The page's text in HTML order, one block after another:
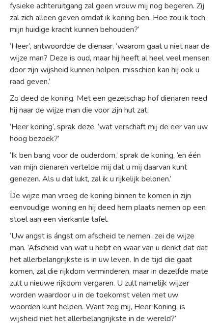
fysieke achteruitgang zal geen vrouw mij nog begeren. Zij
zal zich alleen geven omdat ik koning ben. Hoe zou ik toch
mijn huidige kracht kunnen behouden?’
‘Heer’, antwoordde de dienaar, ‘waarom gaat u niet naar de
wijze man? Deze is oud, maar hij heeft al heel veel mensen
door zijn wijsheid kunnen helpen, misschien kan hij ook u
raad geven.’
Zo deed de koning. Met een gezelschap hof dienaren reed
hij naar de wijze man die voor zijn hut zat.
‘Heer koning’, sprak deze, ‘wat verschaft mij de eer van uw
hoog bezoek?’
‘Ik ben bang voor de ouderdom,’ sprak de koning, ‘en één
van mijn dienaren vertelde mij dat u mij daarvan kunt
genezen. Als u dat lukt, zal ik u rijkelijk belonen.’
De wijze man vroeg de koning binnen te komen in zijn
eenvoudige woning en hij deed hem plaats nemen op een
stoel aan een vierkante tafel.
‘Uw angst is ángst om afscheid te nemen’, zei de wijze
man. ‘Afscheid van wat u hebt en waar van u denkt dat dat
het allerbelangrijkste is in uw leven. In de tijd die gaat
komen, zal die rijkdom verminderen, maar in dezelfde mate
zult u nieuwe rijkdom vergaren. U zult namelijk wijzer
worden waardoor u in de toekomst velen met uw
woorden kunt helpen. Want zeg mij, Heer Koning, is
wijsheid niet het allerbelangrijkste in de wereld?’